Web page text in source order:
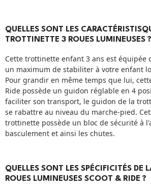
QUELLES SONT LES
TROTTINETTE 3 ROUES LUMINEUSES ?
Cette trottinette enfant 3 ans est équipée
un maximum de stabiliter à votre enfant
Pour grandir en même temps que lui,
Ride possède un guidon réglable en 4
faciliter son transport, le guidon de la
se rabattre au niveau du marche-pied.
trottinette possède un bloc de sécurité à
basculement et ainsi les chutes.
QUELLES SONT LES SPÉCIFICITÉS DE
ROUES LUMINEUSES SCOOT & RIDE ?